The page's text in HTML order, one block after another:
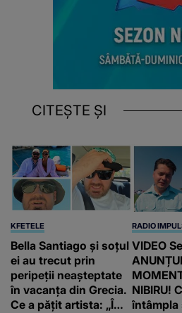
CITEȘTE ȘI
KFETELE
Bella Santiago și soțul
ei au trecut prin
peripeții neașteptate
în vacanța din Grecia.
Ce a pățit artista: „Îmi
RADIO
VIDEO
NIBIRU!
întâmpla